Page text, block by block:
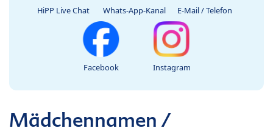
HiPP Live Chat Whats-App-Kanal E-Mail / Telefon
Facebook Instagram
Mädchennamen /